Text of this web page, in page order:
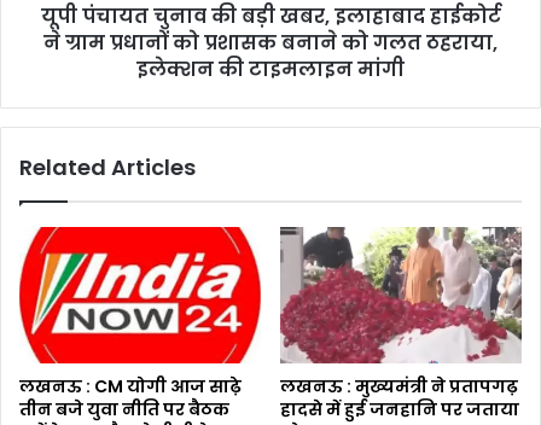
यूपी पंचायत चुनाव की बड़ी खबर, इलाहाबाद हाईकोर्ट
ने ग्राम प्रधानों को प्रशासक बनाने को गलत ठहराया,
इलेक्शन की टाइमलाइन मांगी
Related Articles
लखनऊ : CM योगी आज साढ़े
तीन बजे युवा नीति पर बैठक
लखनऊ : मुख्यमंत्री ने प्रतापगढ़
हादसे में हुई जनहानि पर जताया